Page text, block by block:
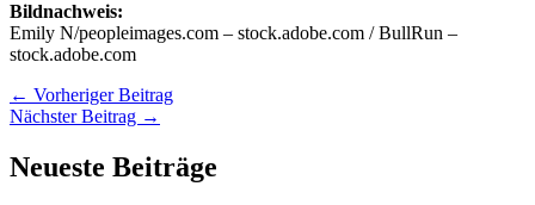
Bildnachweis:
Emily N/peopleimages.com – stock.adobe.com / BullRun –
stock.adobe.com
← Vorheriger Beitrag
Nächster Beitrag →
Neueste Beiträge